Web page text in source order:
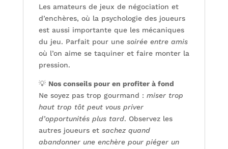
Les amateurs de jeux de négociation et
d’enchères, où la psychologie des joueurs
est aussi importante que les mécaniques
du jeu. Parfait pour une soirée entre amis
où l’on aime se taquiner et faire monter la
pression.
💡 Nos conseils pour en profiter à fond
Ne soyez pas trop gourmand : miser trop
haut trop tôt peut vous priver
d’opportunités plus tard. Observez les
autres joueurs et sachez quand
abandonner une enchère pour piéger un